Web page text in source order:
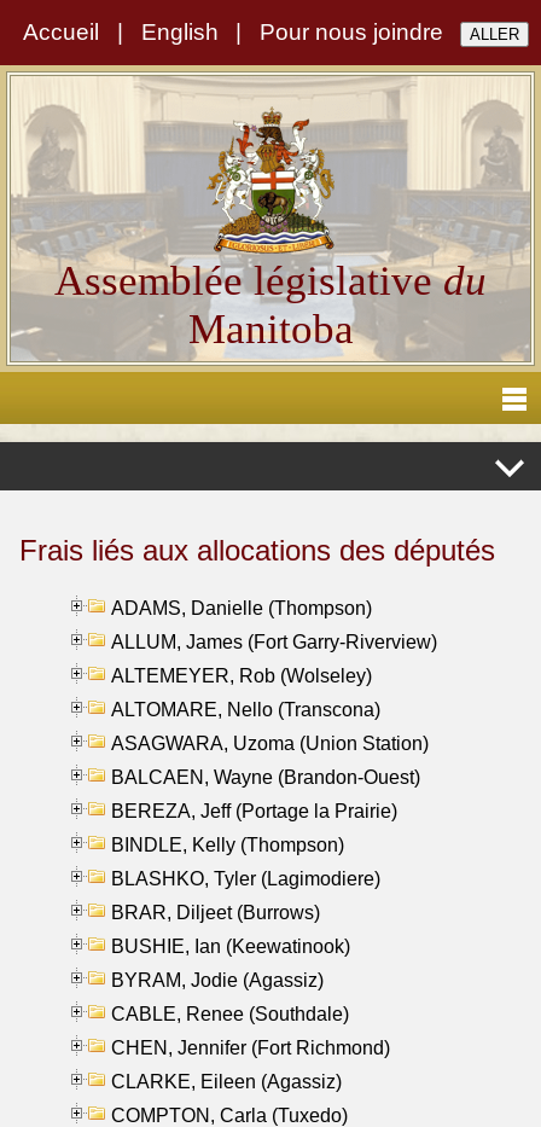
Accueil English Pour nous joindre
Assemblée législativedu
Manitoba
Frais liés aux allocations des députés
ADAMS, Danielle (Thompson)
ALLUM, James (Fort Garry-Riverview)
ALTEMEYER, Rob (Wolseley)
ALTOMARE, Nello (Transcona)
ASAGWARA, Uzoma (Union Station)
BALCAEN, Wayne (Brandon-Ouest)
BEREZA, Jeff (Portage la Prairie)
BINDLE, Kelly (Thompson)
BLASHKO, Tyler (Lagimodiere)
BRAR, Diljeet (Burrows)
BUSHIE, Ian (Keewatinook)
BYRAM, Jodie (Agassiz)
CABLE, Renee (Southdale)
CHEN, Jennifer (Fort Richmond)
CLARKE, Eileen (Agassiz)
COMPTON, Carla (Tuxedo)